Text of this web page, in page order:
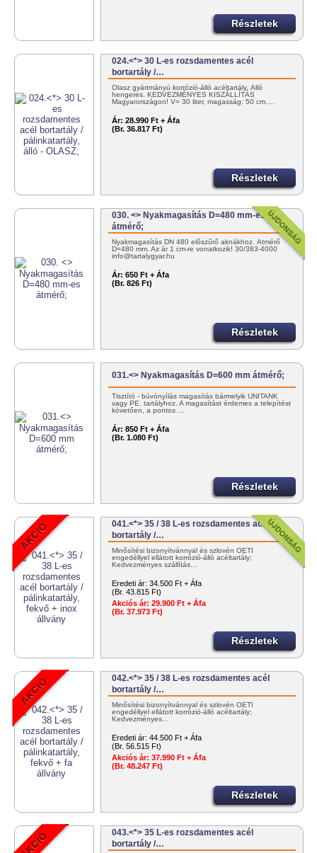
Részletek
024.<*> 30 L-es rozsdamentes acél
bortartály /…
Olasz gyártmányú korrózió-álló acéltartály. Álló
hengeres. KEDVEZMÉNYES KISZÁLLÍTÁS
Magyarországon! V= 30 liter, magasság: 50 cm,…
Ár: 28.990 Ft + Áfa
(Br. 36.817 Ft)
Részletek
030. <> Nyakmagasítás D=480 mm-es
átmérő;
Nyakmagasítás DN 480 előszűrő aknákhoz. Átmérő
D=480 mm. Az ár 1 cm-re vonatkozik! 30/383-4000
info@tartalygyar.hu
Ár: 650 Ft + Áfa
(Br. 826 Ft)
Részletek
031.<> Nyakmagasítás D=600 mm átmérő;
Tisztító - búvónyílás magasítás bármelyik UNITANK
vagy PE. tartályhoz. A magasítást érdemes a telepítést
követően, a pontos …
Ár: 850 Ft + Áfa
(Br. 1.080 Ft)
Részletek
041.<*> 35 / 38 L-es rozsdamentes acél
bortartály /…
Minősítési bizonyítvánnyal és szlovén OÉTI
engedéllyel ellátott korrózió-álló acéltartály;
Kedvezményes szállítás…
Eredeti ár: 34.500 Ft + Áfa
(Br. 43.815 Ft)
Akciós ár: 29.900 Ft + Áfa
(Br. 37.973 Ft)
Részletek
042.<*> 35 / 38 L-es rozsdamentes acél
bortartály /…
Minősítési bizonyítvánnyal és szlovén OÉTI
engedéllyel ellátott korrózió-álló acéltartály;
Kedvezményes…
Eredeti ár: 44.500 Ft + Áfa
(Br. 56.515 Ft)
Akciós ár: 37.990 Ft + Áfa
(Br. 48.247 Ft)
Részletek
043.<*> 35 L-es rozsdamentes acél
bortartály /…